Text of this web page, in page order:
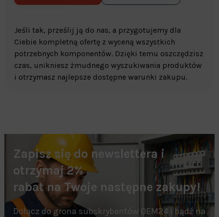
Jeśli tak, prześlij ją do nas, a przygotujemy dla
Ciebie kompletną ofertę z wyceną wszystkich
potrzebnych komponentów. Dzięki temu oszczędzisz
czas, unikniesz żmudnego wyszukiwania produktów
i otrzymasz najlepsze dostępne warunki zakupu.
Zapisz się do newslettera i
otrzymaj 2%
rabat na Twoje następne zakupy!
Dołącz do grona subskrybentów OEM24 i bądź na